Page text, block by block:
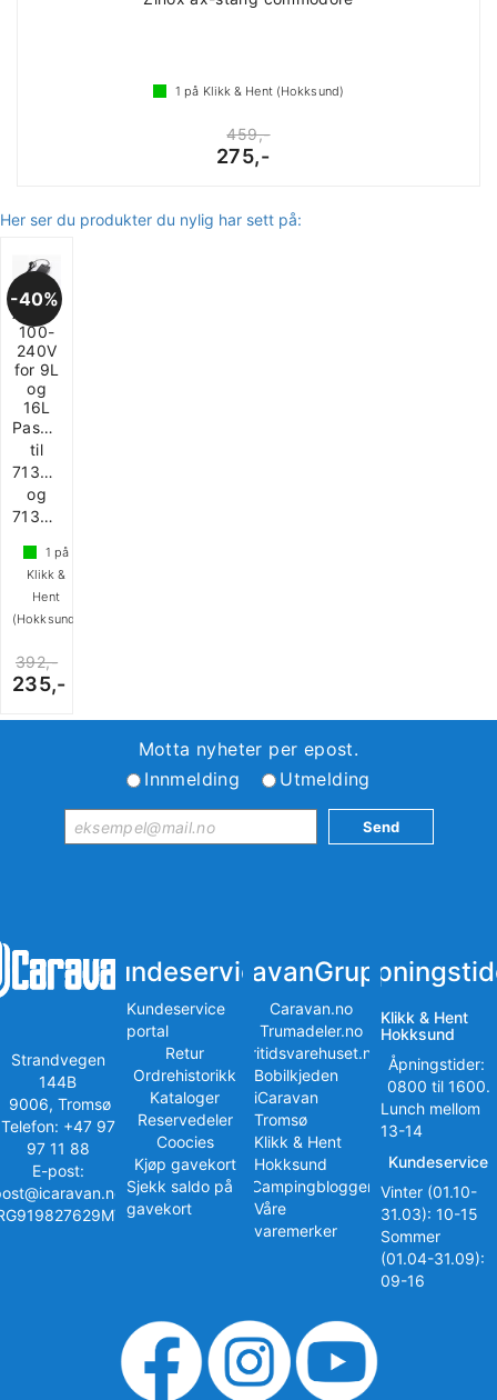
1 på Klikk & Hent (Hokksund)
459,-
275,-
Her ser du produkter du nylig har sett på:
40%
Adapterkabel
100-
240V
for 9L
og
16L
Passer
til
713541
og
713542
1 på
Klikk &
Hent
(Hokksund)
392,-
235,-
Motta nyheter per epost.
Innmelding
Utmelding
Strandvegen
144B
9006, Tromsø
Telefon: +47 97
97 11 88
E-post:
Kundeservice
Kundeservice
portal
Retur
Ordrehistorikk
Kataloger
Reservedeler
Coocies
Kjøp gavekort
Sjekk saldo på
gavekort
iCaravanGruppen
Caravan.no
Trumadeler.no
Fritidsvarehuset.no
Bobilkjeden
iCaravan
Tromsø
Klikk & Hent
Hokksund
iCampingbloggen
Våre
varemerker
Klikk & Hent
Hokksund
Åpningstider:
0800 til 1600.
Lunch mellom
13-14
Kundeservice
Vinter (01.10-
31.03): 10-15
Sommer
(01.04-31.09):
09-16